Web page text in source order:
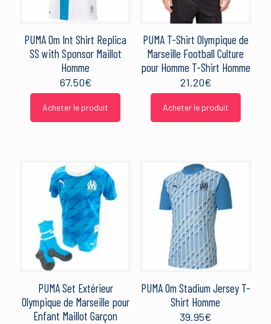
PUMA Om Int Shirt Replica
SS with Sponsor Maillot
Homme
67.50€
Acheter le produit
PUMA T-Shirt Olympique de
Marseille Football Culture
pour Homme T-Shirt Homme
21.20€
Acheter le produit
PUMA Set Extérieur
Olympique de Marseille pour
Enfant Maillot Garçon
PUMA Om Stadium Jersey T-
Shirt Homme
39.95€